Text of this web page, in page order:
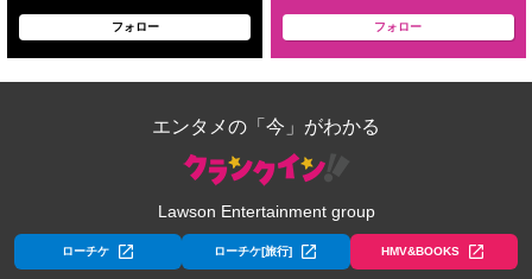
フォロー フォロー
エンタメの「今」がわかる
Lawson Entertainment group
ローチケ ローチケ[旅行] HMV&BOOKS